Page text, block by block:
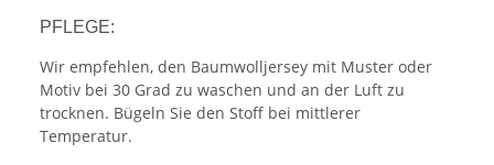
PFLEGE:
Wir empfehlen, den Baumwolljersey mit Muster oder
Motiv bei 30 Grad zu waschen und an der Luft zu
trocknen. Bügeln Sie den Stoff bei mittlerer
Temperatur.